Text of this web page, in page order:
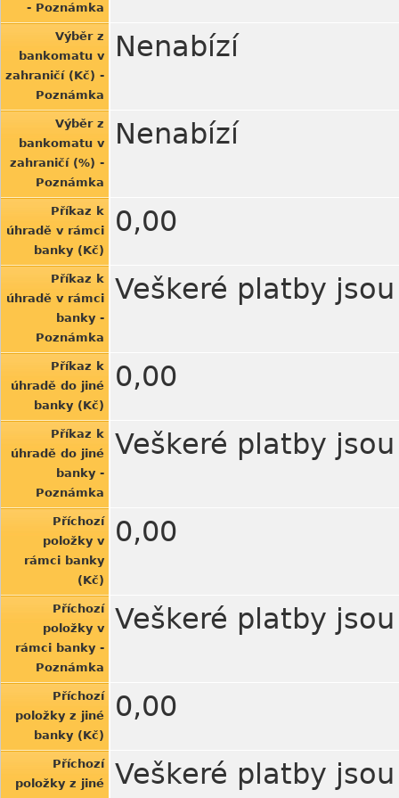
- Poznámka
Výběr z
bankomatu v
zahraničí (Kč) -
Poznámka
Nenabízí
Výběr z
bankomatu v
zahraničí (%) -
Poznámka
Nenabízí
Příkaz k
úhradě v rámci
banky (Kč)
0,00
Příkaz k
úhradě v rámci
banky -
Poznámka
Veškeré platby
Příkaz k
úhradě do jiné
banky (Kč)
0,00
Příkaz k
úhradě do jiné
banky -
Poznámka
Veškeré platby
Příchozí
položky v
rámci banky
(Kč)
0,00
Příchozí
položky v
rámci banky -
Poznámka
Veškeré platby
Příchozí
položky z jiné
banky (Kč)
0,00
Příchozí
položky z jiné
Veškeré platby